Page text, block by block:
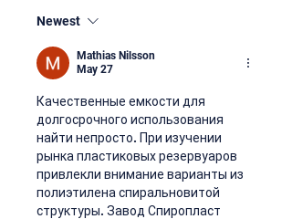
Newest
Mathias Nilsson
May 27
Качественные емкости для
долгосрочного использования
найти непросто. При изучении
рынка пластиковых резервуаров
привлекли внимание варианты из
полиэтилена спиральновитой
структуры. Завод Спиропласт